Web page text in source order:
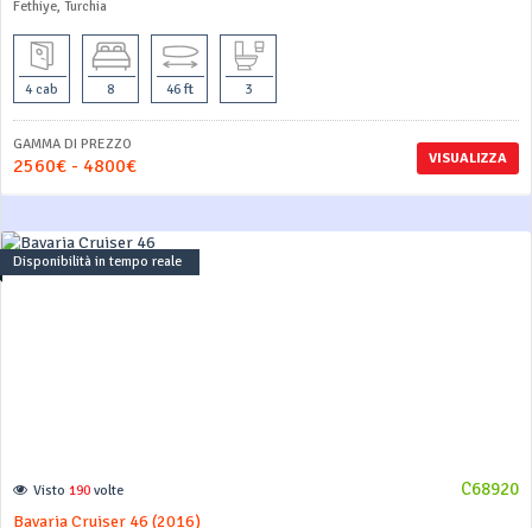
Fethiye, Turchia
4 cab 8 46 ft 3
VISUALIZZA
GAMMA DI PREZZO
2560€ - 4800€
Disponibilità in tempo reale
C68920
Visto 190 volte
Bavaria Cruiser 46 (2016)